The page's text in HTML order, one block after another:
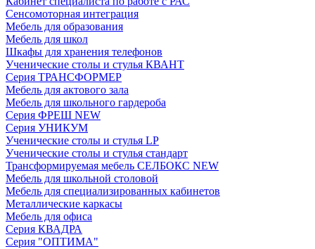
Сенсомоторная интеграция
Мебель для образования
Мебель для школ
Шкафы для хранения телефонов
Ученические столы и стулья КВАНТ
Серия ТРАНСФОРМЕР
Мебель для актового зала
Мебель для школьного гардероба
Серия ФРЕШ NEW
Серия УНИКУМ
Ученические столы и стулья LP
Ученические столы и стулья стандарт
Трансформируемая мебель СЕЛБОКС NEW
Мебель для школьной столовой
Мебель для специализированных кабинетов
Металлические каркасы
Мебель для офиса
Серия КВАДРА
Серия "ОПТИМА"